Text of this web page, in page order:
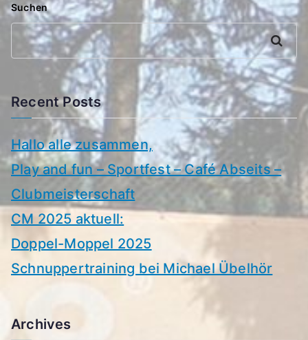
Suchen
Suchen
Recent Posts
Hallo alle zusammen,
Play and fun – Sportfest – Café Abseits –
Clubmeisterschaft
CM 2025 aktuell:
Doppel-Moppel 2025
Schnuppertraining bei Michael Übelhör
Archives